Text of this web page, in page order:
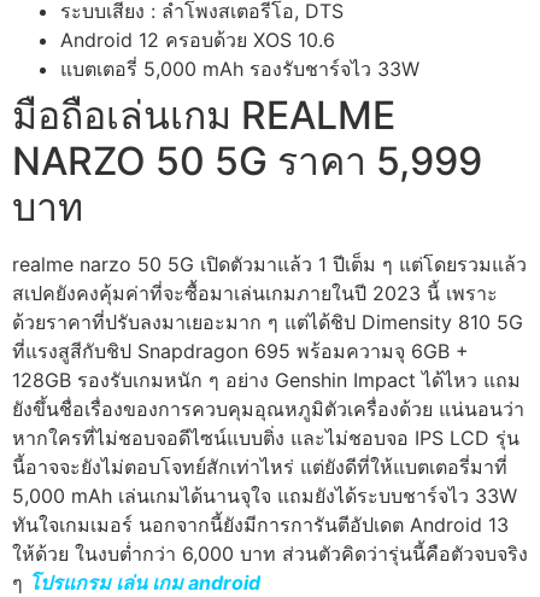
ระบบเสียง : ลำโพงสเตอรีโอ, DTS
Android 12 ครอบด้วย XOS 10.6
แบตเตอรี่ 5,000 mAh รองรับชาร์จไว 33W
มือถือเล่นเกม REALME
NARZO 50 5G ราคา 5,999
บาท
realme narzo 50 5G เปิดตัวมาแล้ว 1 ปีเต็ม ๆ แต่โดยรวมแล้ว
สเปคยังคงคุ้มค่าที่จะซื้อมาเล่นเกมภายในปี 2023 นี้ เพราะ
ด้วยราคาที่ปรับลงมาเยอะมาก ๆ แต่ได้ชิป Dimensity 810 5G
ที่แรงสูสีกับชิป Snapdragon 695 พร้อมความจุ 6GB +
128GB รองรับเกมหนัก ๆ อย่าง Genshin Impact ได้ไหว แถม
ยังขึ้นชื่อเรื่องของการควบคุมอุณหภูมิตัวเครื่องด้วย แน่นอนว่า
หากใครที่ไม่ชอบจอดีไซน์แบบติ่ง และไม่ชอบจอ IPS LCD รุ่น
นี้อาจจะยังไม่ตอบโจทย์สักเท่าไหร่ แต่ยังดีที่ให้แบตเตอรี่มาที่
5,000 mAh เล่นเกมได้นานจุใจ แถมยังได้ระบบชาร์จไว 33W
ทันใจเกมเมอร์ นอกจากนี้ยังมีการการันตีอัปเดต Android 13
ให้ด้วย ในงบต่ำกว่า 6,000 บาท ส่วนตัวคิดว่ารุ่นนี้คือตัวจบจริง
ๆ โปรแกรม เล่น เกม android